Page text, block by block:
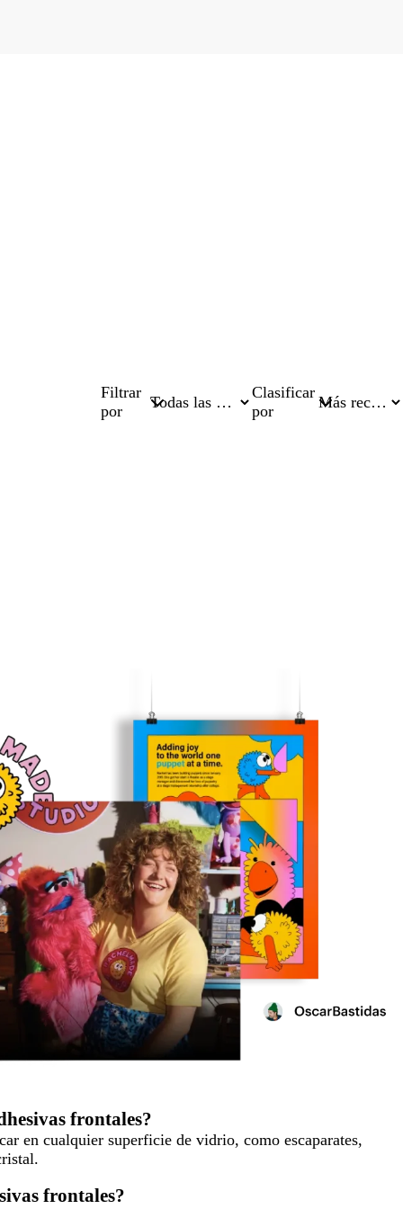
Filtrar
por
Clasificar
por
frontales?
en cualquier superficie de vidrio, como escaparates,
frontales?